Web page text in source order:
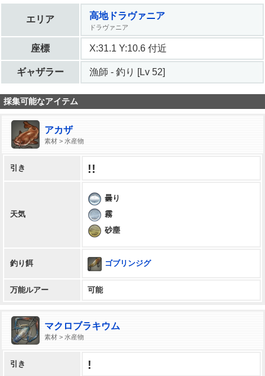
エリア 高地ドラヴァニア
ドラヴァニア
座標 X:31.1 Y:10.6 付近
ギャザラー 漁師 - 釣り [Lv 52]
採集可能なアイテム
アカザ
素材 > 水産物
引き !!
天気
曇り
霧
砂塵
釣り餌 ゴブリンジグ
万能ルアー 可能
マクロブラキウム
素材 > 水産物
引き !